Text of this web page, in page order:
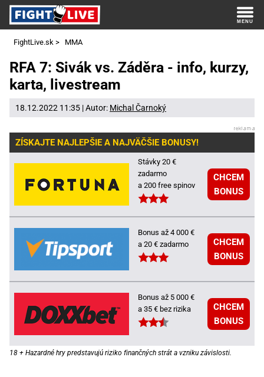
FightLive.sk > MMA
RFA 7: Sivák vs. Záděra - info, kurzy,
karta, livestream
18.12.2022 11:35 | Autor: Michal Čarnoký
ZÍSKAJTE NAJLEPŠIE A NAJVÄČŠIE BONUSY!
Stávky 20 €
zadarmo
a 200 free spinov
CHCEM
BONUS
Bonus až 4 000 €
a 20 € zadarmo
CHCEM
BONUS
Bonus až 5 000 €
a 35 € bez rizika
CHCEM
BONUS
18 + Hazardné hry predstavujú riziko finančných strát a vzniku závislosti.